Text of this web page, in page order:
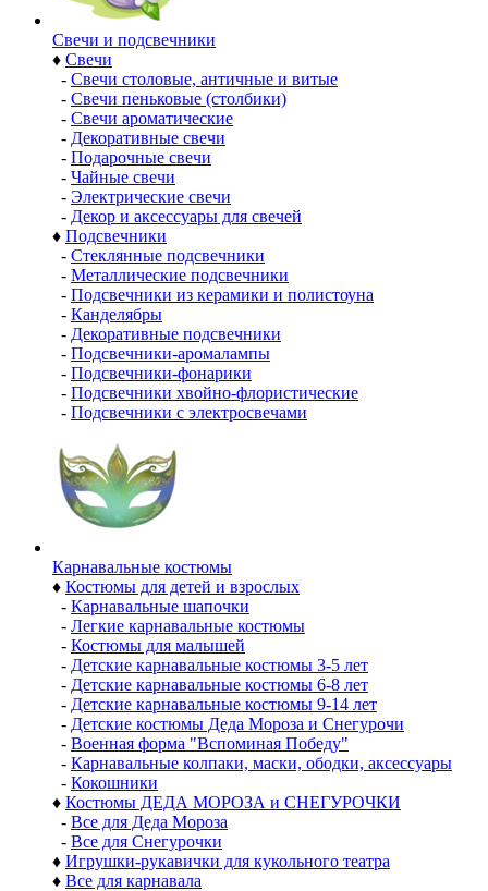
Свечи и подсвечники
♦ Свечи
- Свечи столовые, античные и витые
- Свечи пеньковые (столбики)
- Свечи ароматические
- Декоративные свечи
- Подарочные свечи
- Чайные свечи
- Электрические свечи
- Декор и аксессуары для свечей
♦ Подсвечники
- Стеклянные подсвечники
- Металлические подсвечники
- Подсвечники из керамики и полистоуна
- Канделябры
- Декоративные подсвечники
- Подсвечники-аромалампы
- Подсвечники-фонарики
- Подсвечники хвойно-флористические
- Подсвечники с электросвечами
Карнавальные костюмы
♦ Костюмы для детей и взрослых
- Карнавальные шапочки
- Легкие карнавальные костюмы
- Костюмы для малышей
- Детские карнавальные костюмы 3-5 лет
- Детские карнавальные костюмы 6-8 лет
- Детские карнавальные костюмы 9-14 лет
- Детские костюмы Деда Мороза и Снегурочи
- Военная форма "Вспоминая Победу"
- Карнавальные колпаки, маски, ободки, аксессуары
- Кокошники
♦ Костюмы ДЕДА МОРОЗА и СНЕГУРОЧКИ
- Все для Деда Мороза
- Все для Снегурочки
♦ Игрушки-рукавички для кукольного театра
♦ Все для карнавала